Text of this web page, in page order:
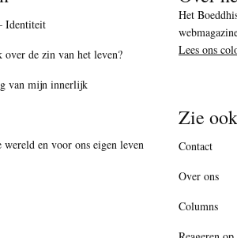
Identiteit
over de zin van het leven?
van mijn innerlijk
wereld en voor ons eigen leven
Het
Lees ons
Zie ook
Contact
Over ons
Columns